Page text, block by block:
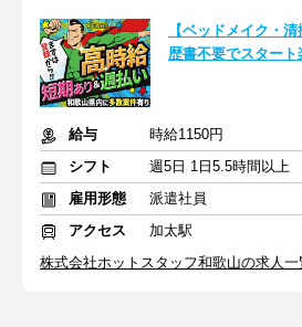
【ベッドメイク・
歴書不要でスター
給与
時給1150円
シフト
週5日 1日5.5時間以上
雇用形態
派遣社員
アクセス
加太駅
株式会社ホットスタッフ和歌山の求人一